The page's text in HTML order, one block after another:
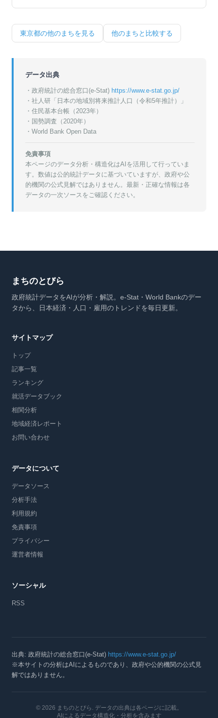
東京都の他のまちを見る 他のまちと比較する
データ出典
・政府統計の総合窓口(e-Stat) https://www.e-stat.go.jp/
・ 社人研「日本の地域別将来推計人口（令和5年推計）」
・ 住民基本台帳（2023年）
・ 国勢調査（2020年）
・World Bank Open Data
免責事項
本ページのデータ分析・構造化はAIを活用して行っていま
す。数値は公的統計データに基づいていますが、政府や公
的機関の公式見解ではありません。最新・正確な情報は各
データの一次ソースをご確認ください。
まちのとびら
政府統計データをAIが分析・解説。e-Stat・World Bankのデー
タから、日本経済・人口・雇用のトレンドを毎日更新。
サイトマップ
トップ
記事一覧
ランキング
就活データブック
相関分析
地域経済レポート
お問い合わせ
データについて
データソース
分析手法
利用規約
免責事項
プライバシー
運営者情報
ソーシャル
RSS
出典: 政府統計の総合窓口(e-Stat) https://www.e-stat.go.jp/
※本サイトの分析はAIによるものであり、政府や公的機関の公式見
解ではありません。
© 2026 まちのとびら . データの出典は各ページに記載。
AIによるデータ構造化・分析を含みます